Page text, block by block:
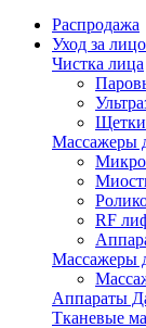
Распродажа
Уход за
Чистка лица
Щетки
Массажеры
RF
Массажеры
Аппараты
Тканевые